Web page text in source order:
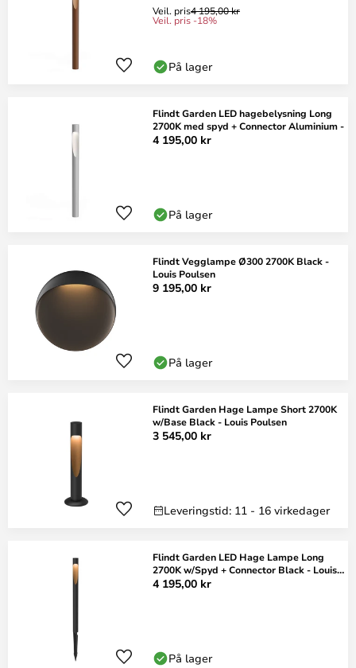
Veil. pris4 195,00 kr
Veil. pris -18%
På lager
Flindt Garden LED hagebelysning Long
2700K med spyd + Connector Aluminium -
4 195,00 kr
På lager
Flindt Vegglampe Ø300 2700K Black -
Louis Poulsen
9 195,00 kr
På lager
Flindt Garden Hage Lampe Short 2700K
w/Base Black - Louis Poulsen
3 545,00 kr
Leveringstid: 11 - 16 virkedager
Flindt Garden LED Hage Lampe Long
2700K w/Spyd + Connector Black - Louis
Poulsen
4 195,00 kr
På lager